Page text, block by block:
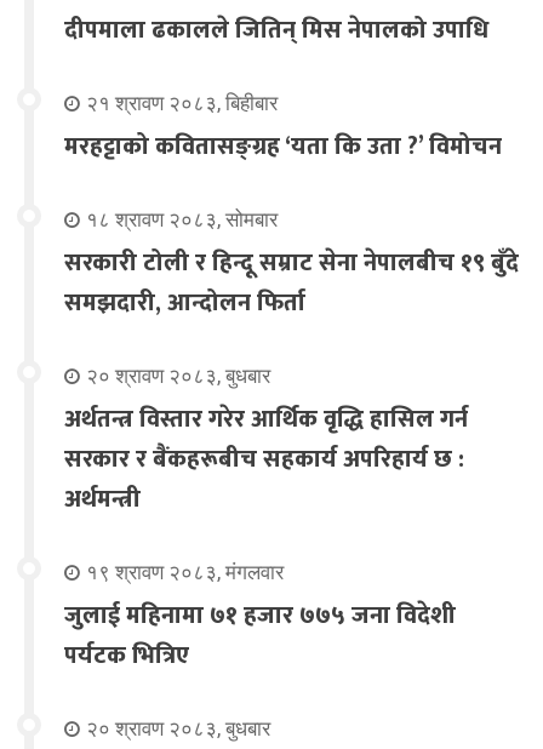
दीपमाला ढकालले जितिन् मिस नेपालको उपाधि
२१ श्रावण २०८३, बिहीबार
मरहट्टाको कवितासङ्ग्रह ‘यता कि उता ?’ विमोचन
१८ श्रावण २०८३, सोमबार
सरकारी टोली र हिन्दू सम्राट सेना नेपालबीच १९ बुँदे
समझदारी, आन्दोलन फिर्ता
२० श्रावण २०८३, बुधबार
अर्थतन्त्र विस्तार गरेर आर्थिक वृद्धि हासिल गर्न
सरकार र बैंकहरूबीच सहकार्य अपरिहार्य छ :
अर्थमन्त्री
१९ श्रावण २०८३, मंगलवार
जुलाई महिनामा ७१ हजार ७७५ जना विदेशी
पर्यटक भित्रिए
२० श्रावण २०८३, बुधबार